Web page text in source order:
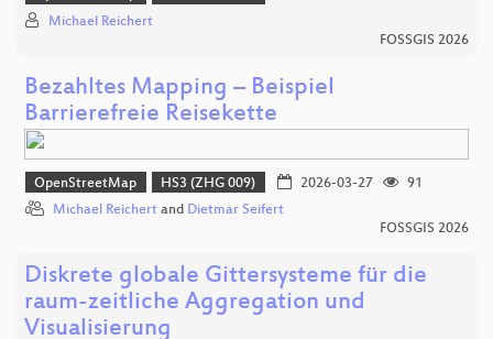
Michael Reichert
FOSSGIS 2026
Bezahltes Mapping – Beispiel
Barrierefreie Reisekette
OpenStreetMap HS3 (ZHG 009) 2026-03-27
91
Michael Reichert and Dietmar Seifert
FOSSGIS 2026
Diskrete globale Gittersysteme für die
raum-zeitliche Aggregation und
Visualisierung